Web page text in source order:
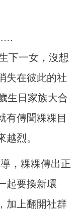
….
下一女，沒想
失在彼此的社
生日家族大合
有傳聞粿粿目
越烈。
，粿粿傳出正
起要換新環
加上翻開社群